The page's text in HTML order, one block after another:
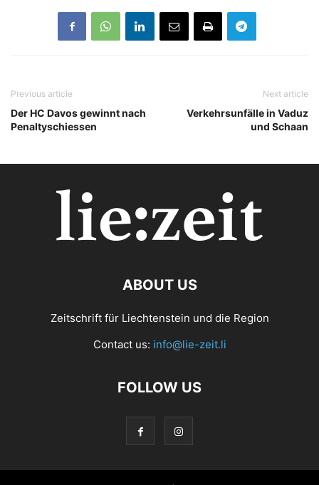
Previous article
Der HC Davos gewinnt nach
Penaltyschiessen
Next article
Verkehrsunfälle in Vaduz
und Schaan
ABOUT US
Zeitschrift für Liechtenstein und die Region
Contact us: info@lie-zeit.li
FOLLOW US